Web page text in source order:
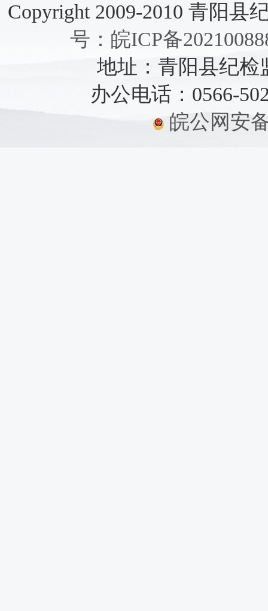
Copyright 2009-2010 青阳县
号：皖ICP备
地址：青阳县纪检
办公电话：0566-
皖公网安